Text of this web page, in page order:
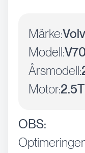
Märke:
Modell:
Årsmodell:
Motor:
OBS: